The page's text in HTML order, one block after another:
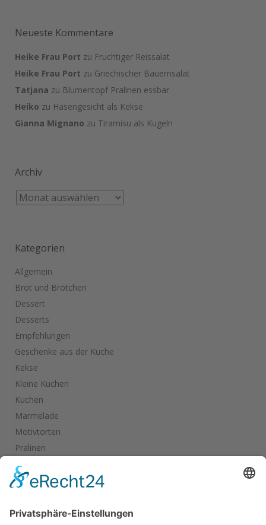
Neueste Kommentare
Heike Frau Port zu Fruchtiger Reissalat
Heike Frau Port zu Griechischer Bauernsalat
Tatjana zu Blumentopf Pralinen essbar
Heiko zu Hasengesicht als Kekse
Gianna Mignano zu Tiramisu als Kugeln
Archiv
Kategorien
Allgemein
Brot und Brötchen
Dessert
Desserts
Empfehlungen
Geschenke aus der Küche
Kekse
Kleine Kuchen
Kuchen
Marmelade
Motivtorten
Pralinen
Salate
Salziges
start_torte